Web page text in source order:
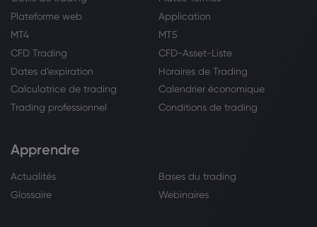
Plateforme web
Application
MT4
MT5
CFD Trading
CFD-Asset-Liste
Dates d’expiration
Horaires de Trading
Calculatrice de trading
Calendrier économique
Trading professionnel
Conditions de trading
Apprendre
Actualités
Bases du trading
Glossaire
Webinaires